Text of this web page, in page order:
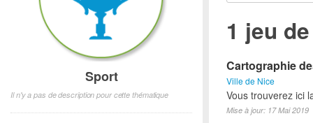
1 jeu
Cartographie
Ville de Nice
Vous trouverez ici
Mise à jour: 17 Mai 2019
Sport
Il n'y a pas de description pour cette thématique